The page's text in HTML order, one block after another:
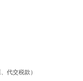
代交税款）